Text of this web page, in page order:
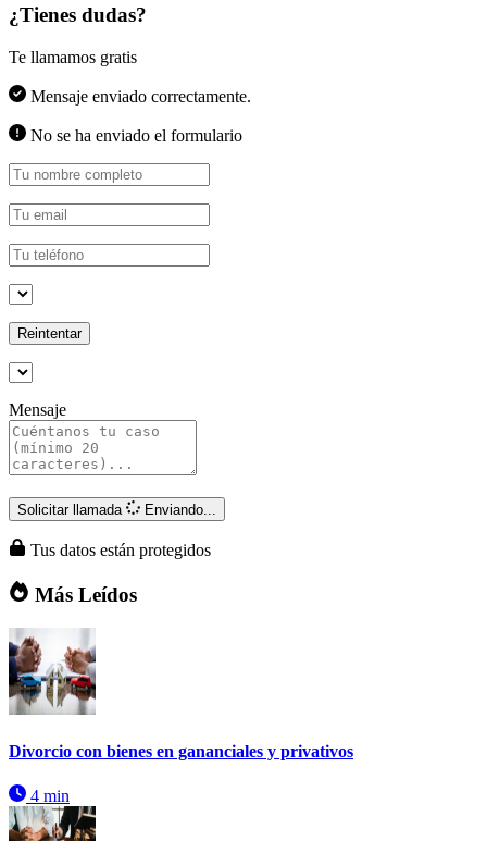
¿Tienes dudas?
Te llamamos gratis
Mensaje enviado correctamente.
No se ha enviado el formulario
Reintentar
Mensaje
Solicitar llamada Enviando...
Tus datos están protegidos
Más Leídos
Divorcio con bienes en gananciales y privativos
4 min